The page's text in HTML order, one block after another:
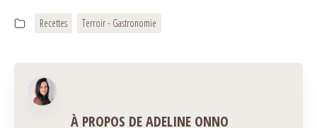
Recettes Terroir - Gastronomie
À PROPOS DE ADELINE ONNO